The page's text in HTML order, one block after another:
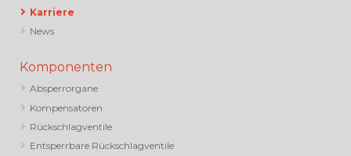
Karriere
News
Komponenten
Absperrorgane
Kompensatoren
Rückschlagventile
Entsperrbare Rückschlagventile